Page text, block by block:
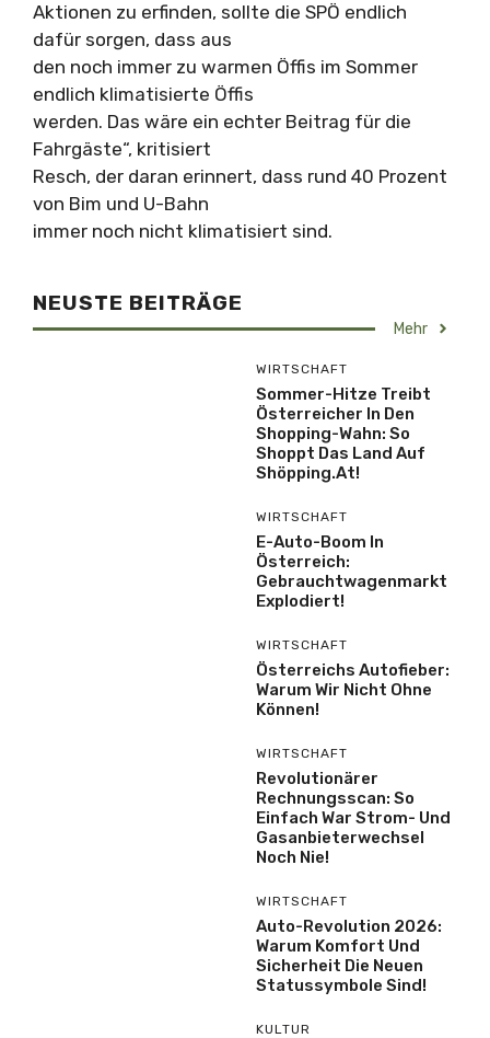
Aktionen zu erfinden, sollte die SPÖ endlich
dafür sorgen, dass aus
den noch immer zu warmen Öffis im Sommer
endlich klimatisierte Öffis
werden. Das wäre ein echter Beitrag für die
Fahrgäste“, kritisiert
Resch, der daran erinnert, dass rund 40 Prozent
von Bim und U-Bahn
immer noch nicht klimatisiert sind.
NEUSTE BEITRÄGE
Mehr
WIRTSCHAFT
Sommer-Hitze Treibt
Österreicher In Den
Shopping-Wahn: So
Shoppt Das Land Auf
Shöpping.at!
WIRTSCHAFT
E-Auto-Boom In
Österreich:
Gebrauchtwagenmarkt
Explodiert!
WIRTSCHAFT
Österreichs Autofieber:
Warum Wir Nicht Ohne
Können!
WIRTSCHAFT
Revolutionärer
Rechnungsscan: So
Einfach War Strom- Und
Gasanbieterwechsel
Noch Nie!
WIRTSCHAFT
Auto-Revolution 2026:
Warum Komfort Und
Sicherheit Die Neuen
Statussymbole Sind!
KULTUR